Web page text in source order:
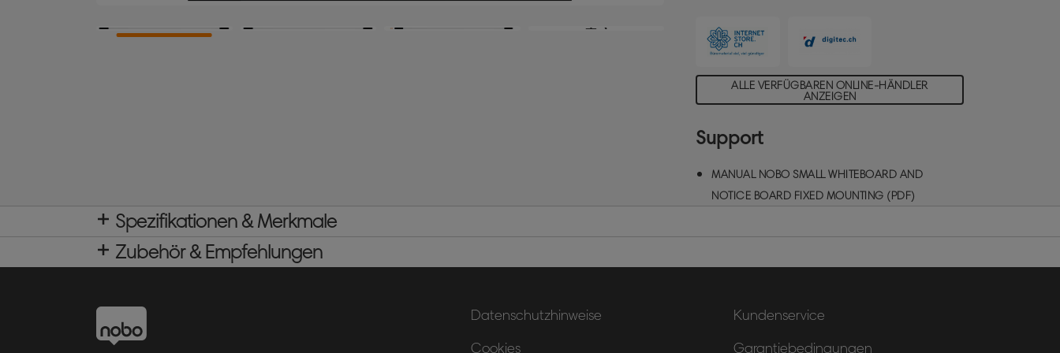
+5
ALLE VERFÜGBAREN ONLINE-HÄNDLER
ANZEIGEN
Support
MANUAL NOBO SMALL WHITEBOARD AND
NOTICE BOARD FIXED MOUNTING (PDF)
Spezifikationen & Merkmale
Zubehör & Empfehlungen
Datenschutzhinweise
Cookies
Kundenservice
Garantiebedingungen